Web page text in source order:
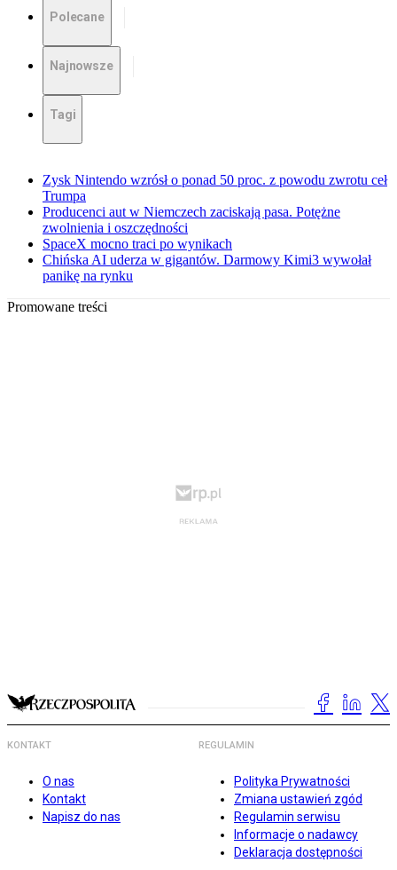
Polecane
Najnowsze
Tagi
Zysk Nintendo wzrósł o ponad 50 proc. z powodu zwrotu ceł
Trumpa
Producenci aut w Niemczech zaciskają pasa. Potężne
zwolnienia i oszczędności
SpaceX mocno traci po wynikach
Chińska AI uderza w gigantów. Darmowy Kimi3 wywołał
panikę na rynku
Promowane treści
KONTAKT
O nas
Kontakt
Napisz do nas
REGULAMIN
Polityka Prywatności
Zmiana ustawień zgód
Regulamin serwisu
Informacje o nadawcy
Deklaracja dostępności